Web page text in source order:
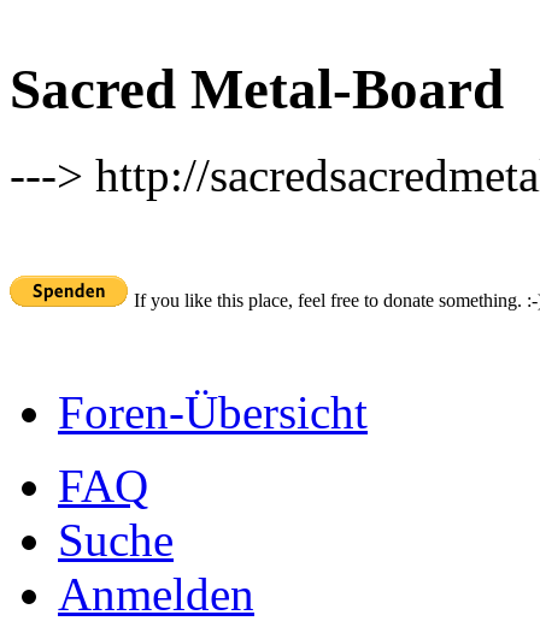
Sacred Metal-Board
---> http://
If you like this place, feel free to donate something.
Foren-Übersicht
FAQ
Suche
Anmelden